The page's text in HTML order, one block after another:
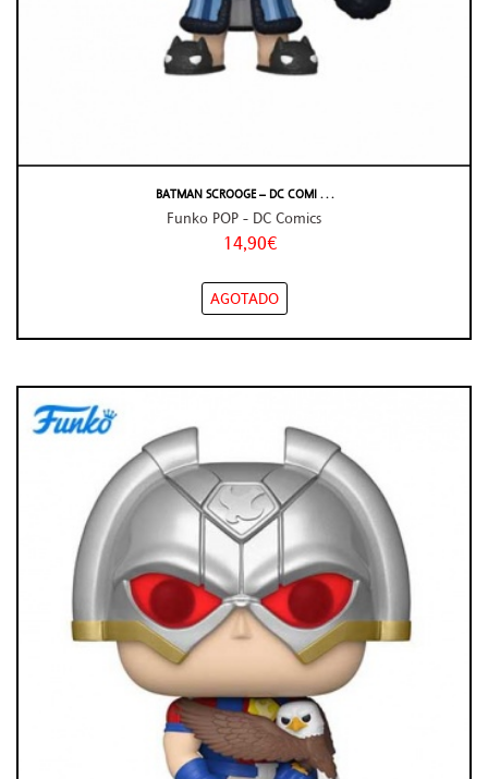
BATMAN SCROOGE – DC COMI . . .
Funko POP - DC Comics
14,90€
AGOTADO